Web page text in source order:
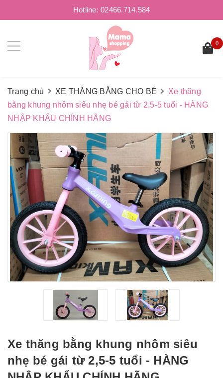
Hotline: 02466.714.584
0
Trang chủ XE THĂNG BẰNG CHO BÉ
Xe thăng
bằng khung nhôm siêu nhẹ bé gái từ 2,5-5 tuổi - HÀNG
NHẬP KHẨU CHÍNH HÃNG
Xe thăng bằng khung nhôm siêu
nhẹ bé gái từ 2,5-5 tuổi - HÀNG